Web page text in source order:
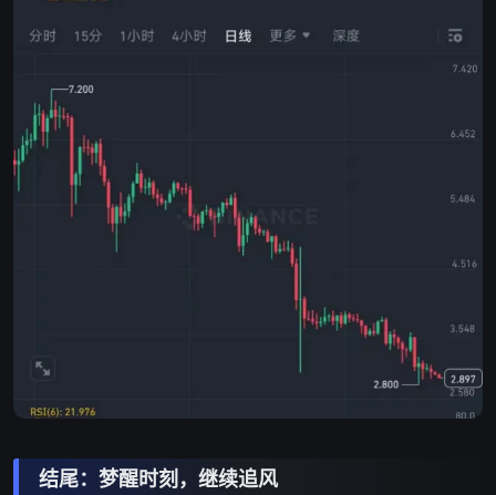
结尾：梦醒时刻，继续追风